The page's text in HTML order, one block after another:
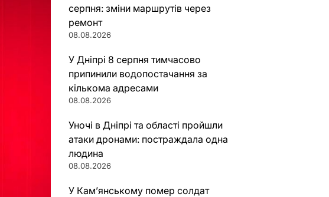
серпня: зміни маршрутів через
ремонт
08.08.2026
У Дніпрі 8 серпня тимчасово
припинили водопостачання за
кількома адресами
08.08.2026
Уночі в Дніпрі та області пройшли
атаки дронами: постраждала одна
людина
08.08.2026
У Кам’янському помер солдат